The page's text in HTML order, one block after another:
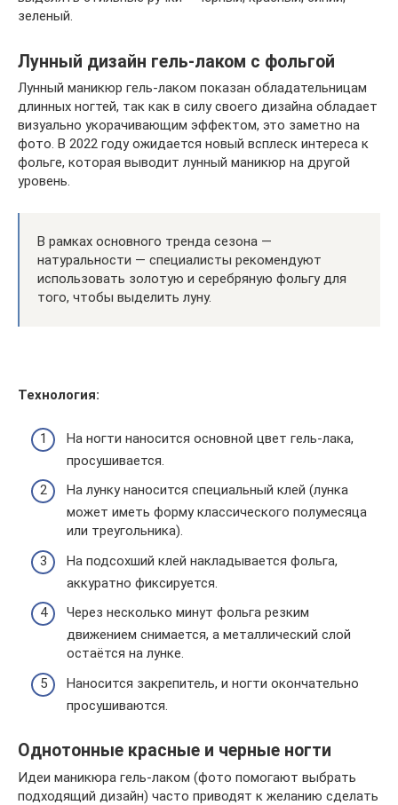
зеленый.
Лунный дизайн гель-лаком с фольгой
Лунный маникюр гель-лаком показан обладательницам
длинных ногтей, так как в силу своего дизайна обладает
визуально укорачивающим эффектом, это заметно на
фото. В 2022 году ожидается новый всплеск интереса к
фольге, которая выводит лунный маникюр на другой
уровень.
В рамках основного тренда сезона —
натуральности — специалисты рекомендуют
использовать золотую и серебряную фольгу для
того, чтобы выделить луну.
Технология:
На ногти наносится основной цвет гель-лака,
просушивается.
На лунку наносится специальный клей (лунка
может иметь форму классического полумесяца
или треугольника).
На подсохший клей накладывается фольга,
аккуратно фиксируется.
Через несколько минут фольга резким
движением снимается, а металлический слой
остаётся на лунке.
Наносится закрепитель, и ногти окончательно
просушиваются.
Однотонные красные и черные ногти
Идеи маникюра гель-лаком (фото помогают выбрать
подходящий дизайн) часто приводят к желанию сделать